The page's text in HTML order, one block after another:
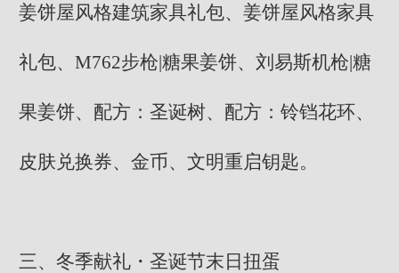
姜饼屋风格建筑家具礼包、姜饼屋风格家具
礼包、M762步枪|糖果姜饼、刘易斯机枪|糖
果姜饼、配方：圣诞树、配方：铃铛花环、
皮肤兑换券、金币、文明重启钥匙。
三、冬季献礼・圣诞节末日扭蛋